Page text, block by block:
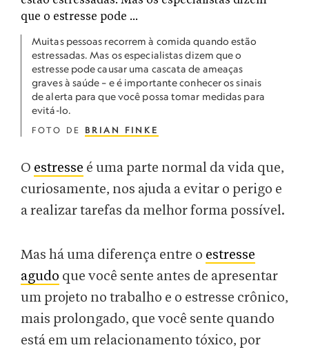
Muitas pessoas recorrem à comida quando estão
estressadas. Mas os especialistas dizem que o
estresse pode causar uma cascata de ameaças
graves à saúde – e é importante conhecer os sinais
de alerta para que você possa tomar medidas para
evitá-lo.
FOTO DE BRIAN FINKE
O estresse é uma parte normal da vida que,
curiosamente, nos ajuda a evitar o perigo e
a realizar tarefas da melhor forma possível.
Mas há uma diferença entre o estresse
agudo que você sente antes de apresentar
um projeto no trabalho e o estresse crônico,
mais prolongado, que você sente quando
está em um relacionamento tóxico, por